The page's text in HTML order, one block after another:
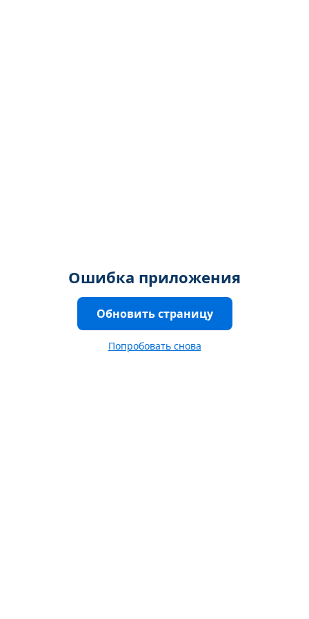
Ошибка приложения
Обновить страницу
Попробовать снова